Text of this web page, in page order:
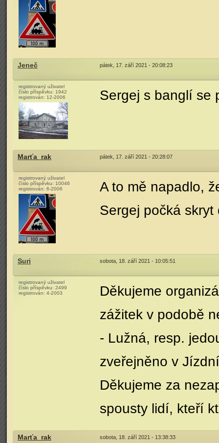
Jeneč pátek, 17. září 2021 - 20:08:23
registrovaný uživatel
číslo příspěvku: 1942
registrován: 12-2006 Sergej s banglí se
Marťa_rak pátek, 17. září 2021 - 20:28:07
registrovaný uživatel
číslo příspěvku: 10046
registrován: 6-2006
A to mě napadlo,
Sergej počká
Suri sobota, 18. září 2021 - 10:05:51
registrovaný uživatel
číslo příspěvku: 2499
registrován: 4-2003
Děkujeme
zážitek v podobě
- Lužná, resp.
zveřejněno v
Děkujeme za
spousty lidí, kteří
Marťa_rak sobota, 18. září 2021 - 13:38:33